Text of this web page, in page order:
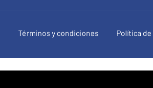
Términos y condiciones Política